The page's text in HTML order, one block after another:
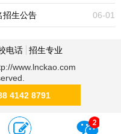
06-01
招生公告
电话
招生专业
www.lnckao.com
4142 8791